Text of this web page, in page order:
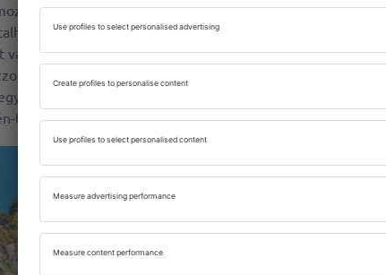
amelyek elragadtatják a részleteivel és a
a helyi hangulatot, miközben megkóstolhatja a
vásárolhat. Emellett Palermóban számos múzeum és
dei Normanni, a város egyik legfontosabb műemléke. A
tengerparti parkban, például a Foro Italicóban, és séta
tengerre nyíló kilátásban.